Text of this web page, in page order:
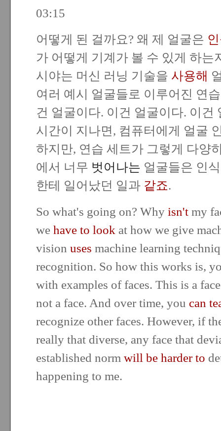
03:15
어떻게 된 걸까요? 왜 제 얼굴은
가 어떻게 기계가 볼 수 있게 하는
시야는 머신 러닝 기술을 사용해
여러 예시 얼굴들로 이루어진 연
건 얼굴이다. 이건 얼굴이다. 이건
시간이 지나면, 컴퓨터에게 얼굴
하지만, 연습 세트가 그렇게 다양
에서 너무 벗어나는 얼굴들은 인
한테 일어났던 일과 같죠.
So what's going on? Why isn't my
we have to look at how we give
vision uses machine learning
recognition. So how this works is,
with examples of faces. This is a
not a face. And over time, you can
recognize other faces. However, if
really that diverse, any face that
established norm will be harder to
happening to me.